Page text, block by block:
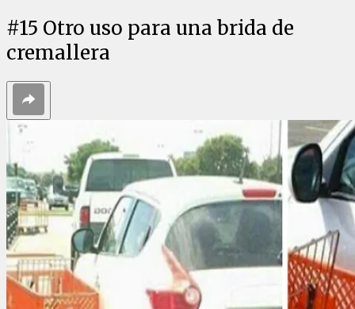
#15 Otro uso para una brida de
cremallera